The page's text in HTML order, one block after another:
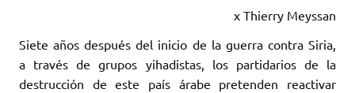
x Thierry Meyssan
Siete años después del inicio de la guerra contra Siria,
a través de grupos yihadistas, los partidarios de la
destrucción de este país árabe pretenden reactivar